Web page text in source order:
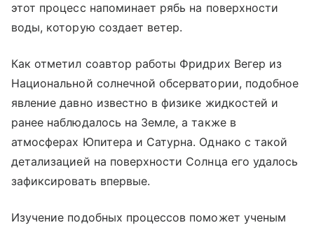
этот процесс напоминает рябь на поверхности
воды, которую создает ветер.
Как отметил соавтор работы Фридрих Вегер из
Национальной солнечной обсерватории, подобное
явление давно известно в физике жидкостей и
ранее наблюдалось на Земле, а также в
атмосферах Юпитера и Сатурна. Однако с такой
детализацией на поверхности Солнца его удалось
зафиксировать впервые.
Изучение подобных процессов поможет ученым